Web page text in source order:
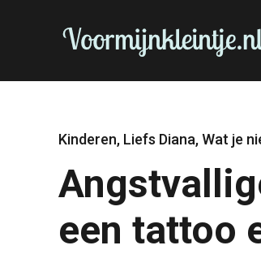
Kinderen, Liefs Diana,Wat je
een tattoo